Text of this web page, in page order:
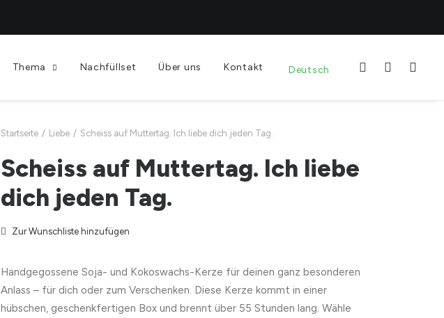
Thema Nachfüllset Über uns Kontakt Deutsch
Startseite Liebe Scheiss auf Muttertag. Ich liebe dich jeden Tag.
Scheiss auf Muttertag. Ich liebe
dich jeden Tag.
Zur Wunschliste hinzufügen
Handgegossene Soja- und Kokoswachs-Kerze für deinen ganz besonderen
Anlass – für dich oder zum Verschenken. Diese Kerze kommt in einer
hübschen, geschenkfertigen Box und brennt über 55 Stunden lang. Wähle